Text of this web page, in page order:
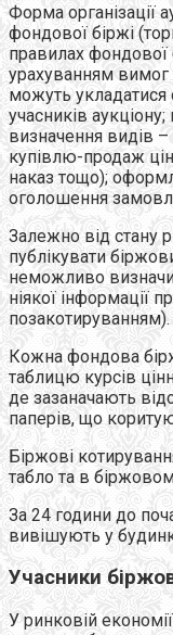
Форма організації
фондової біржі
правилах фондової
урахуванням вимог
можуть укладатися
учасників
визначення видів
купівлю-продаж
наказ тощо);
оголошення
Залежно від стану
публікувати
неможливо
ніякої інформації
позакотируванням).
Кожна фондова
таблицю курсів
де зазаначають
паперів, що
Біржові
табло та в
За 24 години до
вивішують у
Учасники
У ринковій